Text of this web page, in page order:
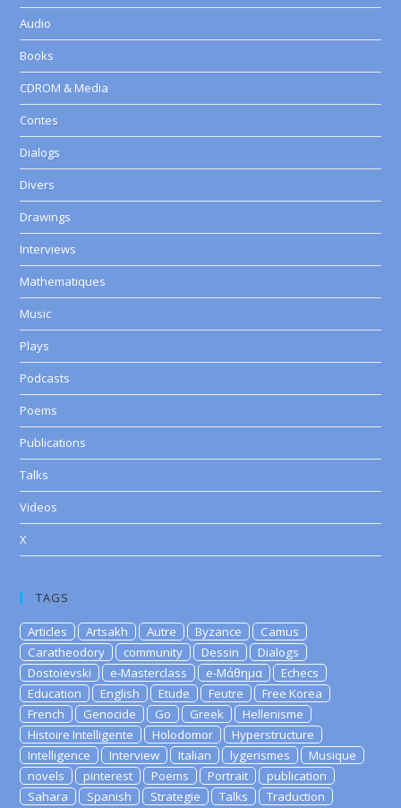
Audio
Books
CDROM & Media
Contes
Dialogs
Divers
Drawings
Interviews
Mathematiques
Music
Plays
Podcasts
Poems
Publications
Talks
Videos
X
TAGS
Articles Artsakh Autre Byzance
Camus
Caratheodory
community Dessin
Dialogs
Dostoievski
e-Masterclass e-Μάθημα
Echecs
Education
English Etude Feutre
Free Korea
French
Genocide Go Greek
Hellenisme
Histoire Intelligente
Holodomor
Hyperstructure
Intelligence
Interview Italian lygerismes
Musique
novels
pinterest Poems Portrait
publication
Sahara
Spanish Strategie Talks
Traduction